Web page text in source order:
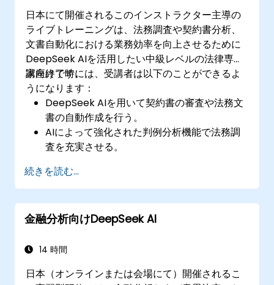
日本にて開催されるこのインストラクター主導の
ライブトレーニングは、法務調査や契約書分析、
文書自動化における業務効率を向上させるために
DeepSeek AIを活用したい中級レベルの法律専門
家向けです。
講座終了時には、受講者は以下のことができるよ
うになります：
DeepSeek AIを用いて契約書の審査や法務文
書の自動作成を行う。
AIによって強化された判例分析機能で法務調
査を充実させる。
DeepSeek AIを用いて反復的かつ煩雑な法的
作業の自動化を実現する。
続きを読む...
金融分析向けDeepSeek AI
14 時間
日本（オンラインまたは会場にて）開催されるこ